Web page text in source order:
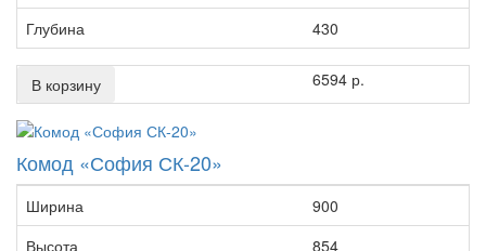
Глубина
430
В корзину 6594 р.
Комод «София СК-20»
Ширина
900
Высота
854